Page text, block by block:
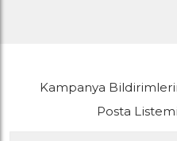
Kampanya
Posta